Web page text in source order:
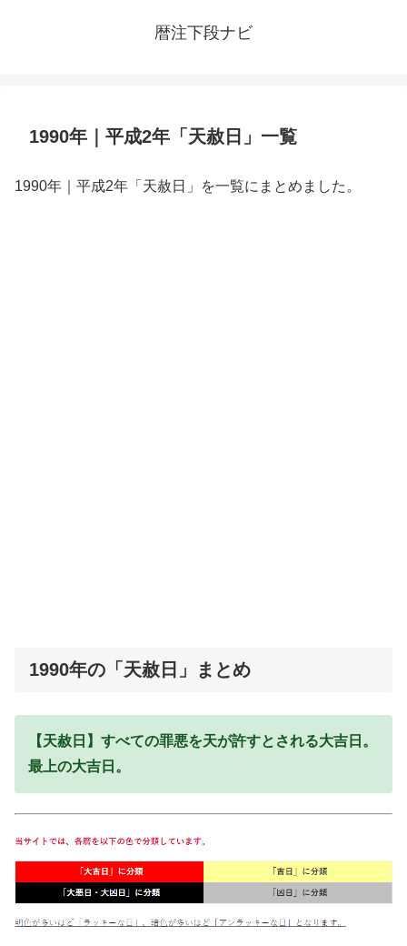
暦注下段ナビ
1990年｜平成2年「天赦日」一覧
1990年｜平成2年「天赦日」を一覧にまとめました。
1990年の「天赦日」まとめ
【天赦日】すべての罪悪を天が許すとされる大吉日。
最上の大吉日。